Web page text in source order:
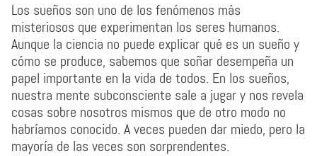
Los sueños son uno de los fenómenos más
misteriosos que experimentan los seres humanos.
Aunque la ciencia no puede explicar qué es un sueño y
cómo se produce, sabemos que soñar desempeña un
papel importante en la vida de todos. En los sueños,
nuestra mente subconsciente sale a jugar y nos revela
cosas sobre nosotros mismos que de otro modo no
habríamos conocido. A veces pueden dar miedo, pero la
mayoría de las veces son sorprendentes.